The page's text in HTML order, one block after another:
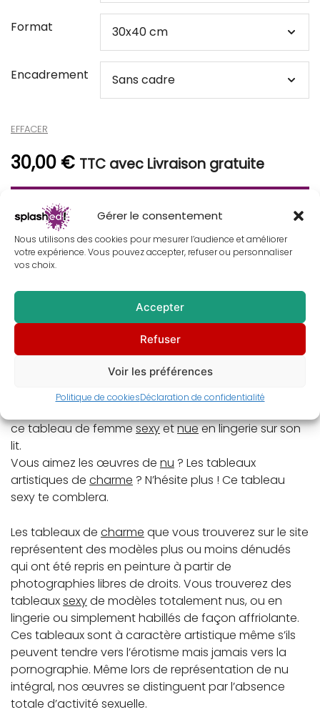
Gérer le consentement
Nous utilisons des cookies pour mesurer l’audience et améliorer
votre expérience. Vous pouvez accepter, refuser ou personnaliser
vos choix.
Accepter
Refuser
Voir les préférences
Politique de cookiesDéclaration de confidentialité
Format
Encadrement
EFFACER
30,00 € TTC avec Livraison gratuite
Description
ce tableau de femmesexyetnueen lingerie sur son
lit.
Vous aimez les œuvres de nu ? Les tableaux
artistiques de charme ? N’hésite plus ! Ce tableau
sexy te comblera.
Les tableaux de charme que vous trouverez sur le site
représentent des modèles plus ou moins dénudés
qui ont été repris en peinture à partir de
photographies libres de droits. Vous trouverez des
tableauxsexyde modèles totalement nus, ou en
lingerie ou simplement habillés de façon affriolante.
Ces tableaux sont à caractère artistique même s’ils
peuvent tendre vers l’érotisme mais jamais vers la
pornographie. Même lors de représentation de nu
intégral, nos œuvres se distinguent par l’absence
totale d’activité sexuelle.